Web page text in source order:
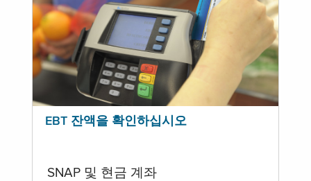
EBT 잔액을 확인하십시오
SNAP 및 현금 계좌